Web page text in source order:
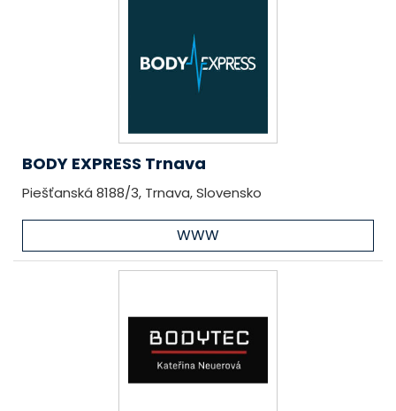
BODY EXPRESS Trnava
Piešťanská 8188/3, Trnava, Slovensko
WWW